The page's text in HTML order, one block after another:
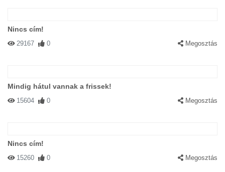
Nincs cím!
29167 0 Megosztás
Mindig hátul vannak a frissek!
15604 0 Megosztás
Nincs cím!
15260 0 Megosztás